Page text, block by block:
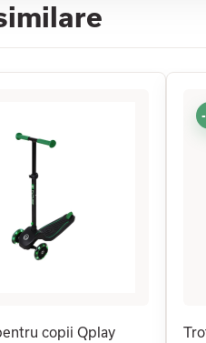
copii Qplay